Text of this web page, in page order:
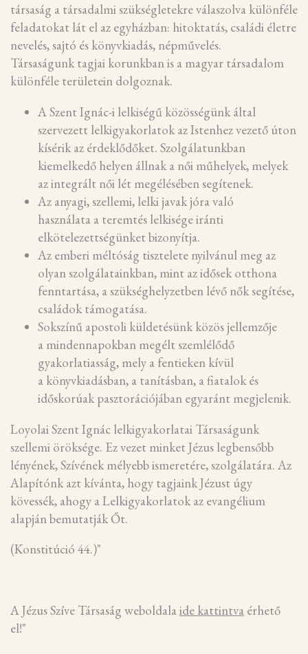
társaság a társadalmi szükségletekre válaszolva különféle
feladatokat lát el az egyházban: hitoktatás, családi életre
nevelés, sajtó és könyvkiadás, népművelés.
Társaságunk tagjai korunkban is a magyar társadalom
különféle területein dolgoznak.
A Szent Ignác-i lelkiségű közösségünk által
szervezett lelkigyakorlatok az Istenhez vezető úton
kísérik az érdeklődőket. Szolgálatunkban
kiemelkedő helyen állnak a női műhelyek, melyek
az integrált női lét megélésében segítenek.
Az anyagi, szellemi, lelki javak jóra való
használata a teremtés lelkisége iránti
elkötelezettségünket bizonyítja.
Az emberi méltóság tisztelete nyilvánul meg az
olyan szolgálatainkban, mint az idősek otthona
fenntartása, a szükséghelyzetben lévő nők segítése,
családok támogatása.
Sokszínű apostoli küldetésünk közös jellemzője
a mindennapokban megélt szemlélődő
gyakorlatiasság, mely a fentieken kívül
a könyvkiadásban, a tanításban, a fiatalok és
időskorúak pasztorációjában egyaránt megjelenik.
Loyolai Szent Ignác lelkigyakorlatai Társaságunk
szellemi öröksége. Ez vezet minket Jézus legbensőbb
lényének, Szívének mélyebb ismeretére, szolgálatára. Az
Alapítónk azt kívánta, hogy tagjaink Jézust úgy
kövessék, ahogy a Lelkigyakorlatok az evangélium
alapján bemutatják Őt.
(Konstitúció 44.)"
A Jézus Szíve Társaság weboldalaide kattintva érhető
el!"